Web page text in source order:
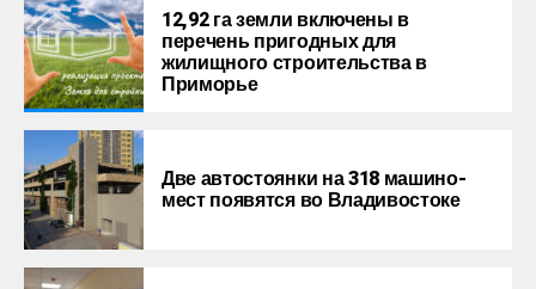
12,92 га земли включены в
перечень пригодных для
жилищного строительства в
Приморье
Две автостоянки на 318 машино-
мест появятся во Владивостоке